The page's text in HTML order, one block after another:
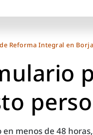
Reforma Integral en Borja
menos de 48